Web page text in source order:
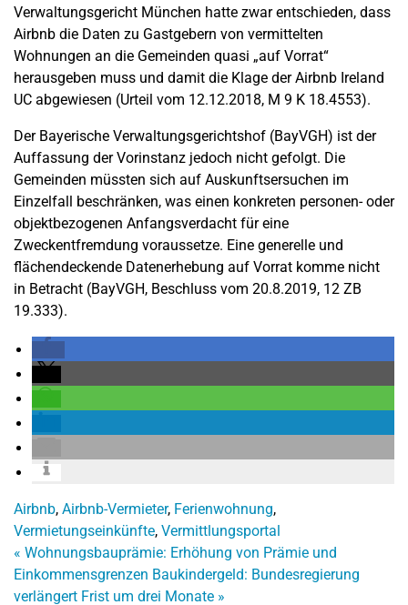
Verwaltungsgericht München hatte zwar entschieden, dass
Airbnb die Daten zu Gastgebern von vermittelten
Wohnungen an die Gemeinden quasi „auf Vorrat“
herausgeben muss und damit die Klage der Airbnb Ireland
UC abgewiesen (Urteil vom 12.12.2018, M 9 K 18.4553).
Der Bayerische Verwaltungsgerichtshof (BayVGH) ist der
Auffassung der Vorinstanz jedoch nicht gefolgt. Die
Gemeinden müssten sich auf Auskunftsersuchen im
Einzelfall beschränken, was einen konkreten personen- oder
objektbezogenen Anfangsverdacht für eine
Zweckentfremdung voraussetze. Eine generelle und
flächendeckende Datenerhebung auf Vorrat komme nicht
in Betracht (BayVGH, Beschluss vom 20.8.2019, 12 ZB
19.333).
Airbnb, Airbnb-Vermieter, Ferienwohnung,
Vermietungseinkünfte, Vermittlungsportal
« Wohnungsbauprämie: Erhöhung von Prämie und
Einkommensgrenzen Baukindergeld: Bundesregierung
verlängert Frist um drei Monate »